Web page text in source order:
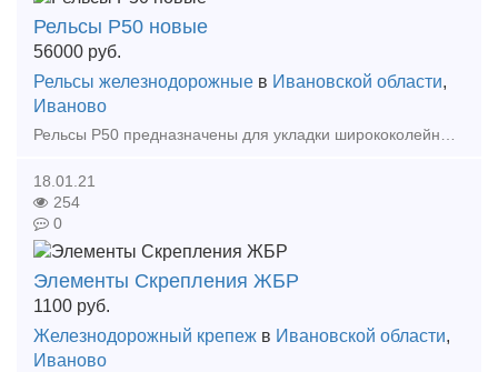
Рельсы Р50 новые
56000 руб.
Рельсы железнодорожные в Ивановской области,
Иваново
18.01.21
254
0
Элементы Скрепления ЖБР
1100 руб.
Железнодорожный крепеж в Ивановской области,
Иваново